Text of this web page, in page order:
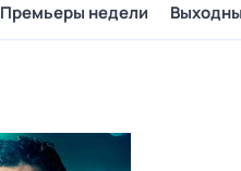
Премьеры недели